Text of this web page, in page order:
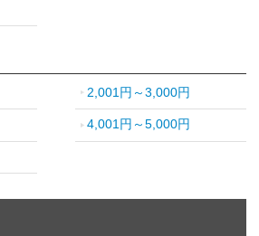
2,001円～3,000円
4,001円～5,000円